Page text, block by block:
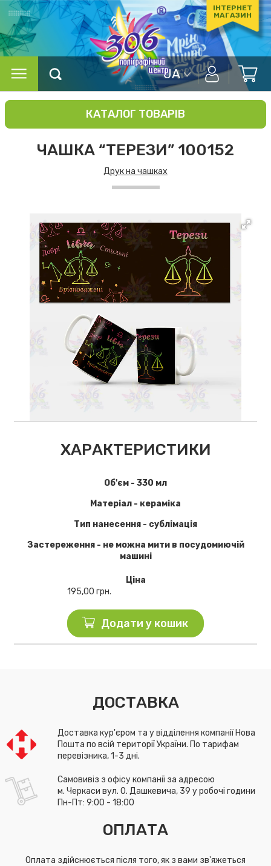
ІНТЕРНЕТ
МАГАЗИН
UA
КАТАЛОГ ТОВАРІВ
ЧАШКА “ТЕРЕЗИ” 100152
Друк на чашках
ХАРАКТЕРИСТИКИ
Об'єм - 330 мл
Матеріал - кераміка
Тип нанесення - сублімація
Застереження - не можна мити в посудомиючій
машині
Ціна
195,00 грн.
Додати у кошик
ДОСТАВКА
Доставка кур'єром та у відділення компанії Нова
Пошта по всій території України. По тарифам
перевізника, 1-3 дні.
Самовивіз з офісу компанії за адресою
м. Черкаси вул. О. Дашкевича, 39 у робочі години
Пн-Пт: 9:00 - 18:00
ОПЛАТА
Оплата здійснюється після того, як з вами зв'яжеться